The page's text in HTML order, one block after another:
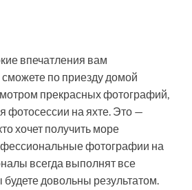
впечатления вам
по приезду домой
прекрасных фотографий,
фотосессии на яхте. Это —
хочет получить море
фотографии на
всегда выполнят все
довольны результатом.